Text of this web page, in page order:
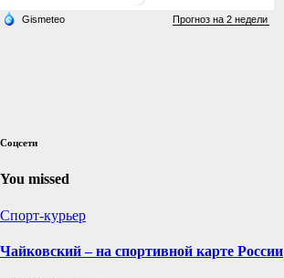
Соцсети
You missed
Спорт-курьер
Чайковский – на спортивной карте России